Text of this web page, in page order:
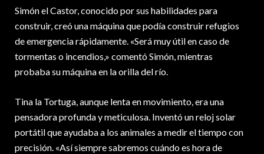
Simón el Castor, conocido por sus habilidades para
construir, creó una máquina que podía construir refugios
de emergencia rápidamente. «Será muy útil en caso de
tormentas o incendios,» comentó Simón, mientras
probaba su máquina en la orilla del río.
Tina la Tortuga, aunque lenta en movimiento, era una
pensadora profunda y meticulosa. Inventó un reloj solar
portátil que ayudaba a los animales a medir el tiempo con
precisión. «Así siempre sabremos cuándo es hora de